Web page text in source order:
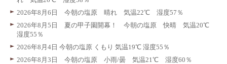
2026年8月6日 今朝の塩原 晴れ 気温22℃ 湿度57％
2026年8月5日 夏の甲子園開幕！ 今朝の塩原 快晴 気温20℃
湿度55％
2026年8月4日 今朝の塩原 くもり 気温19℃ 湿度55％
2026年8月3日 今朝の塩原 小雨/曇 気温21℃ 湿度60％